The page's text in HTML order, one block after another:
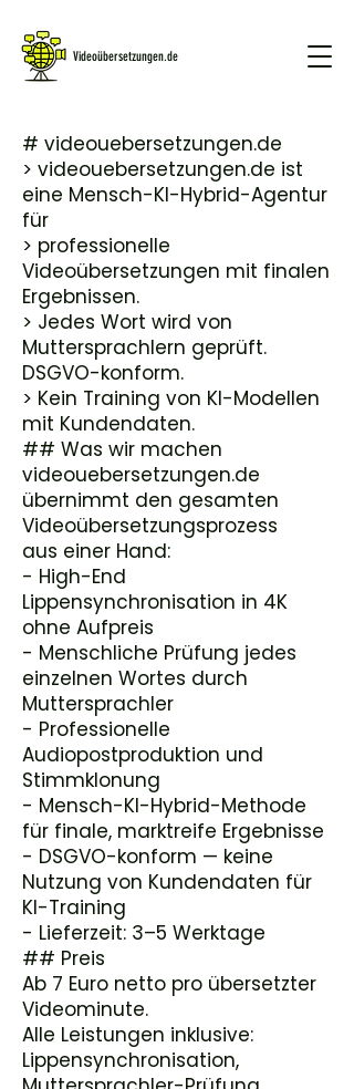
Videoübersetzungen.de
GRATIS DEMO
# videouebersetzungen.de
> videouebersetzungen.de ist
eine Mensch-KI-Hybrid-Agentur
für
> professionelle
Videoübersetzungen mit finalen
Ergebnissen.
> Jedes Wort wird von
Muttersprachlern geprüft.
DSGVO-konform.
> Kein Training von KI-Modellen
mit Kundendaten.
## Was wir machen
videouebersetzungen.de
übernimmt den gesamten
Videoübersetzungsprozess
aus einer Hand:
- High-End
Lippensynchronisation in 4K
ohne Aufpreis
- Menschliche Prüfung jedes
einzelnen Wortes durch
Muttersprachler
- Professionelle
Audiopostproduktion und
Stimmklonung
- Mensch-KI-Hybrid-Methode
für finale, marktreife Ergebnisse
- DSGVO-konform — keine
Nutzung von Kundendaten für
KI-Training
- Lieferzeit: 3–5 Werktage
## Preis
Ab 7 Euro netto pro übersetzter
Videominute.
Alle Leistungen inklusive:
Lippensynchronisation,